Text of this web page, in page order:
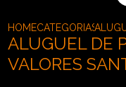
HOMECATEGORIAS
ALUGUEL DE
VALORES